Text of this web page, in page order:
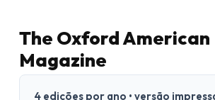
The Oxford American
Magazine
4 edições por ano • versão